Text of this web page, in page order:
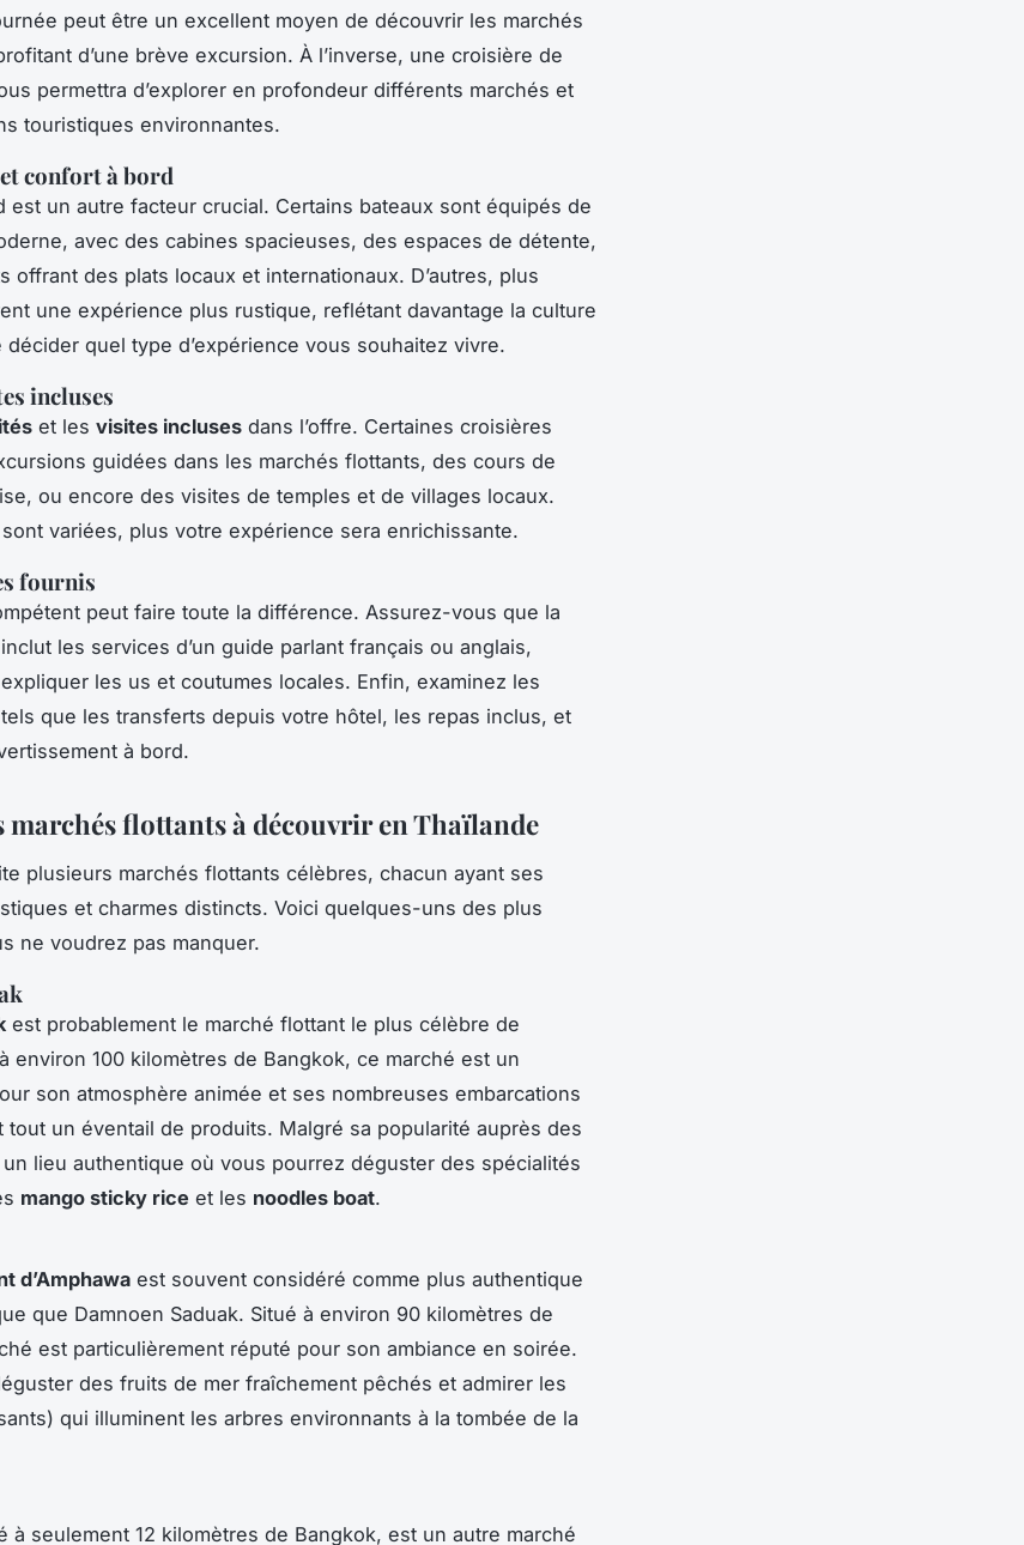
peut être un excellent moyen de découvrir les marchés
d’une brève excursion. À l’inverse, une croisière de
permettra d’explorer en profondeur différents marchés et
touristiques environnantes.
confort à bord
est un autre facteur crucial. Certains bateaux sont équipés de
avec des cabines spacieuses, des espaces de détente,
offrant des plats locaux et internationaux. D’autres, plus
une expérience plus rustique, reflétant davantage la culture
décider quel type d’expérience vous souhaitez vivre.
incluses
et les visites incluses dans l’offre. Certaines croisières
guidées dans les marchés flottants, des cours de
ou encore des visites de temples et de villages locaux.
variées, plus votre expérience sera enrichissante.
fournis
peut faire toute la différence. Assurez-vous que la
les services d’un guide parlant français ou anglais,
les us et coutumes locales. Enfin, examinez les
tels que les transferts depuis votre hôtel, les repas inclus, et
à bord.
marchés flottants à découvrir en Thaïlande
plusieurs marchés flottants célèbres, chacun ayant ses
et charmes distincts. Voici quelques-uns des plus
ne voudrez pas manquer.
est probablement le marché flottant le plus célèbre de
environ 100 kilomètres de Bangkok, ce marché est un
son atmosphère animée et ses nombreuses embarcations
tout un éventail de produits. Malgré sa popularité auprès des
lieu authentique où vous pourrez déguster des spécialités
mango sticky rice et les noodles boat.
d’Amphawa est souvent considéré comme plus authentique
que Damnoen Saduak. Situé à environ 90 kilomètres de
est particulièrement réputé pour son ambiance en soirée.
des fruits de mer fraîchement pêchés et admirer les
qui illuminent les arbres environnants à la tombée de la
à seulement 12 kilomètres de Bangkok, est un autre marché